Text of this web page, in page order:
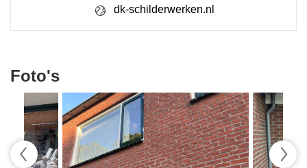
dk-schilderwerken.nl
Foto's